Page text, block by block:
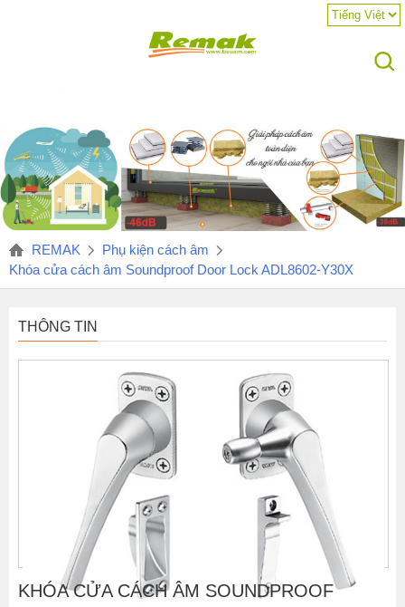
REMAK
Phụ kiện cách âm
Khóa cửa cách âm Soundproof Door Lock ADL8602-Y30X
THÔNG TIN
KHÓA CỬA CÁCH ÂM SOUNDPROOF